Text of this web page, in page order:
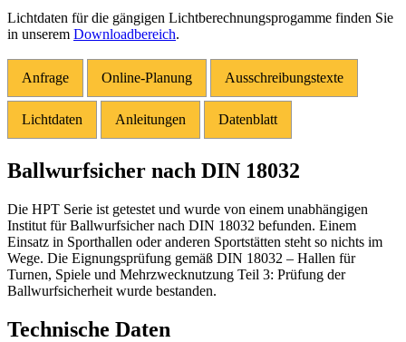
Lichtdaten für die gängigen Lichtberechnungsprogamme finden Sie
in unserem Downloadbereich.
Anfrage Online-Planung Ausschreibungstexte
Lichtdaten Anleitungen Datenblatt
Ballwurfsicher nach DIN 18032
Die HPT Serie ist getestet und wurde von einem unabhängigen
Institut für Ballwurfsicher nach DIN 18032 befunden. Einem
Einsatz in Sporthallen oder anderen Sportstätten steht so nichts im
Wege. Die Eignungsprüfung gemäß DIN 18032 – Hallen für
Turnen, Spiele und Mehrzwecknutzung Teil 3: Prüfung der
Ballwurfsicherheit wurde bestanden.
Technische Daten